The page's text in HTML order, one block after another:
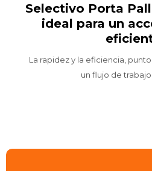
Selectivo Porta
ideal para un
La rapidez y la eficiencia,
un flujo de